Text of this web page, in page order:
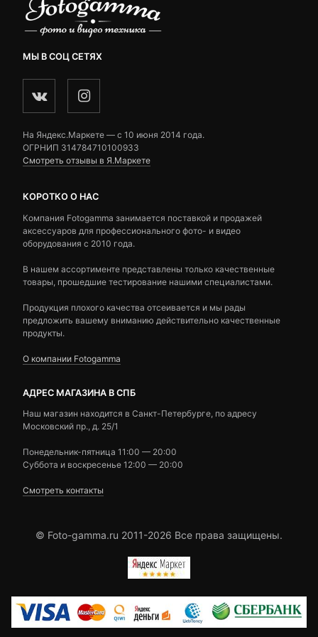
МЫ В СОЦ СЕТЯХ
На Яндекс.Маркете — c 10 июня 2014 года.
ОГРНИП 314784710100933
Смотреть отзывы в Я.Маркете
КОРОТКО О НАС
Компания Fotogamma занимается поставкой и продажей
аксессуаров для профессионального фото- и видео
оборудования с 2010 года.
В нашем ассортименте представлены только качественные
товары, прошедшие тестирование нашими специалистами.
Продукция плохого качества отсеивается и мы рады
предложить вашему вниманию действительно качественные
продукты.
О компании Fotogamma
АДРЕС МАГАЗИНА В СПБ
Наш магазин находится в Санкт-Петербурге, по адресу
Московский пр., д. 25/1
Понедельник-пятница 11:00 — 20:00
Суббота и воскресенье 12:00 — 20:00
Смотреть контакты
© Foto-gamma.ru 2011-2026 Все права защищены.